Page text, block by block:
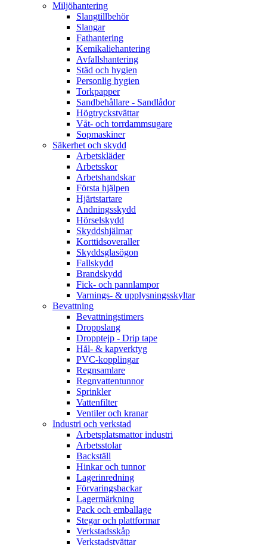
Miljöhantering
Slangtillbehör
Slangar
Fathantering
Kemikaliehantering
Avfallshantering
Städ och hygien
Personlig hygien
Torkpapper
Sandbehållare - Sandlådor
Högtryckstvättar
Våt- och torrdammsugare
Sopmaskiner
Säkerhet och skydd
Arbetskläder
Arbetsskor
Arbetshandskar
Första hjälpen
Hjärtstartare
Andningsskydd
Hörselskydd
Skyddshjälmar
Korttidsoveraller
Skyddsglasögon
Fallskydd
Brandskydd
Fick- och pannlampor
Varnings- & upplysningsskyltar
Bevattning
Bevattningstimers
Droppslang
Dropptejp - Drip tape
Hål- & kapverktyg
PVC-kopplingar
Regnsamlare
Regnvattentunnor
Sprinkler
Vattenfilter
Ventiler och kranar
Industri och verkstad
Arbetsplatsmattor industri
Arbetsstolar
Backställ
Hinkar och tunnor
Lagerinredning
Förvaringsbackar
Lagermärkning
Pack och emballage
Stegar och plattformar
Verkstadsskåp
Verkstadstvättar